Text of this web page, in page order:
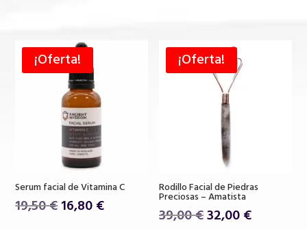
¡Oferta!
Serum facial de Vitamina C
19,50€El
16,80€El
¡Oferta!
Rodillo Facial de Piedras
Preciosas – Amatista
39,00€El
32,00€El